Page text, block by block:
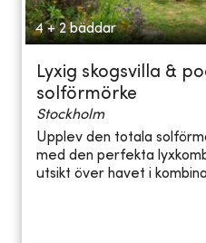
4 + 2 bäddar
Lyxig skogsvilla &
solförmörke
Stockholm
Upplev den totala
med den perfekta
utsikt över havet i